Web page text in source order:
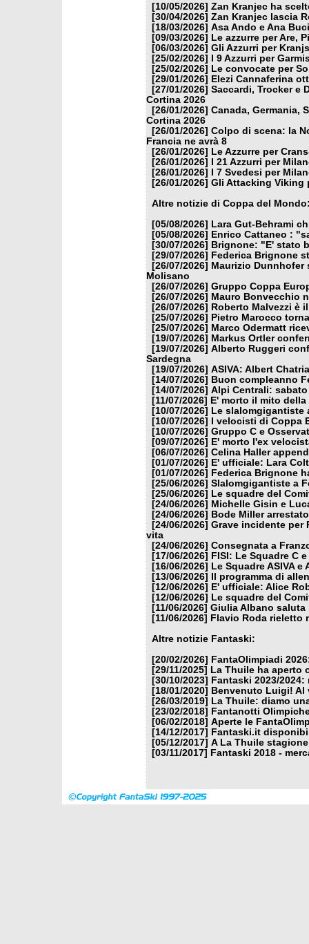
[10/05/2026] Zan Kranjec ha
[30/04/2026] Zan Kranjec lascia
[18/03/2026] Asa Ando e Ana
[09/03/2026]
Le azzurre per Are,
[06/03/2026] Gli Azzurri per
[25/02/2026]
I 9 Azzurri per
[25/02/2026]
Le convocate per
[29/01/2026]
Elezi Cannaferina
[27/01/2026] Saccardi, Trocker e
Cortina 2026
[26/01/2026] Canada, Germania,
Cortina 2026
[26/01/2026] Colpo di scena: la
Francia ne avrà 8
[26/01/2026]
Le Azzurre per
[26/01/2026]
I 21 Azzurri per
[26/01/2026]
I 7 Svedesi per
[26/01/2026] Gli Attacking Viking
Altre notizie di Coppa del
[05/08/2026]
Lara Gut-Behrami
[05/08/2026]
Enrico Cattaneo :
[30/07/2026]
Brignone: "E' stato
[29/07/2026]
Federica Brignone
[26/07/2026] Maurizio Dunnhofer
Molisano
[26/07/2026] Gruppo Coppa
[26/07/2026] Mauro Bonvecchio
[26/07/2026]
Roberto Malvezzi è
[25/07/2026]
Pietro Marocco
[25/07/2026] Marco Odermatt
[19/07/2026] Markus Ortler
[19/07/2026] Alberto Ruggeri
Sardegna
[19/07/2026] ASIVA: Albert
[14/07/2026]
Buon compleanno
[14/07/2026] Alpi Centrali:
[11/07/2026]
E' morto il mito
[10/07/2026]
Le
[10/07/2026]
I velocisti di Coppa
[10/07/2026] Gruppo C e
[09/07/2026]
E' morto l'ex
[06/07/2026] Celina Haller
[01/07/2026]
E' ufficiale: Lara
[01/07/2026]
Federica Brignone
[25/06/2026] Slalomgigantiste a
[25/06/2026]
Le squadre del
[24/06/2026] Michelle Gisin e
[24/06/2026]
Bode Miller
[24/06/2026] Grave incidente per
vita
[24/06/2026] Consegnata a
[17/06/2026]
FISI: Le Squadre C
[16/06/2026]
Le Squadre ASIVA
[13/06/2026]
Il programma di
[12/06/2026]
E' ufficiale: Alice
[12/06/2026]
Le squadre del
[11/06/2026] Giulia Albano saluta
[11/06/2026]
Flavio Roda rieletto
Altre notizie Fantaski:
[20/02/2026]
FantaOlimpiadi
[29/11/2025]
La Thuile ha aperto
[30/10/2023]
Fantaski 2023/
[18/01/2020]
Benvenuto Luigi! Al
[26/03/2019]
La Thuile: diamo
[23/02/2018]
Fantanotti
[06/02/2018] Aperte le
[14/12/2017]
Fantaski.it
[05/12/2017] A La Thuile
[03/11/2017]
Fantaski 2018 -